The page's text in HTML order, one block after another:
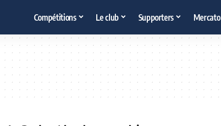
Compétitions Le club Supporters Mercato